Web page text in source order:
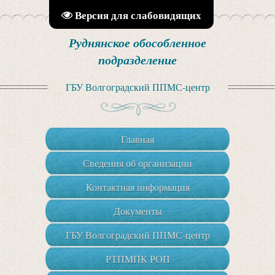
Версия для слабовидящих
Руднянское обособленное
подразделение
ГБУ Волгоградский ППМС-центр
Главная
Сведения об организации
Контактная информация
Документы
ГБУ Волгоградский ППМС-центр
РТПМПК РОП